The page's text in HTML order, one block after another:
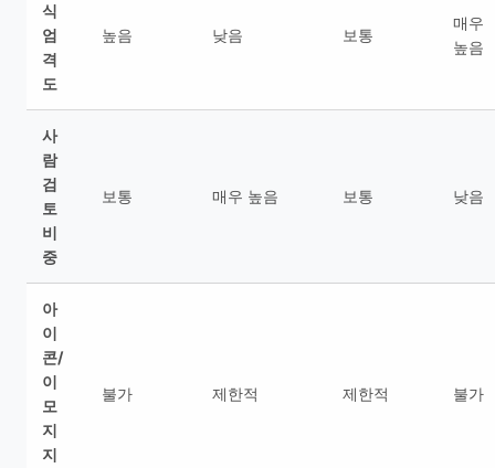
식
엄
격
도
높음 낮음 보통
매우
높음
사
람
검
토
비
중
보통 매우 높음 보통 낮음
아
이
콘/
이
모
지
지
불가 제한적 제한적 불가